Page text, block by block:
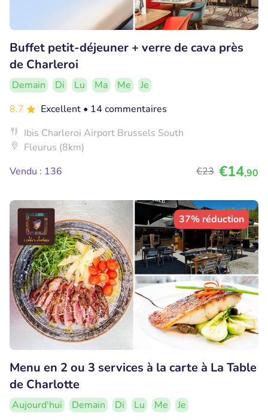
Buffet petit-déjeuner + verre de cava près
de Charleroi
Demain Di Lu Ma Me
Je
8.7
Excellent • 14 commentaires
Ibis Charleroi Airport Brussels South
Fleurus (8km)
Vendu : 136
€23 €14,90
37% réduction
Menu en 2 ou 3 services à la carte à La Table
de Charlotte
Aujourd'hui Demain Di Lu Me Je